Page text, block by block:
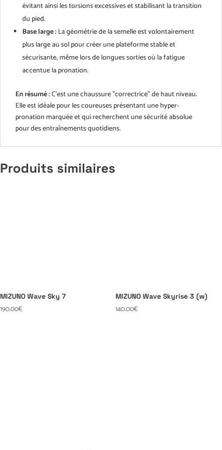
évitant ainsi les torsions excessives et stabilisant la transition
du pied.
Base large :La géométrie de la semelle est volontairement
plus large au sol pour créer une plateforme stable et
sécurisante, même lors de longues sorties où la fatigue
accentue la pronation.
En résumé :C'est une chaussure "correctrice" de haut niveau.
Elle est idéale pour les coureuses présentant une hyper-
pronation marquée et qui recherchent une sécurité absolue
pour des entraînements quotidiens.
Produits similaires
MIZUNO Wave Sky 7
190.00€
MIZUNO Wave Skyrise 3 (w)
140.00€